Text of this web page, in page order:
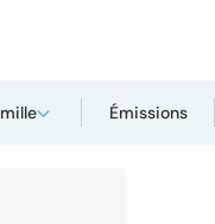
Émissions